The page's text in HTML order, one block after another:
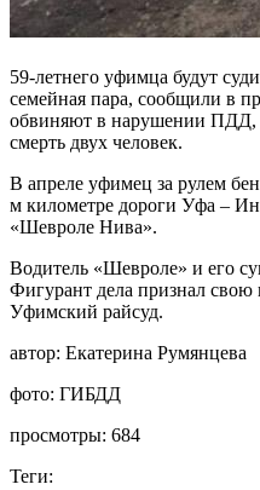
59-летнего уфимца будут
семейная пара, сообщили в
обвиняют в нарушении ПДД,
смерть двух человек.
В апреле уфимец за рулем
м километре дороги Уфа –
«Шевроле Нива».
Водитель «Шевроле» и его
Фигурант дела признал
Уфимский райсуд.
автор: Екатерина Румянцева
фото: ГИБДД
просмотры: 684
Теги: